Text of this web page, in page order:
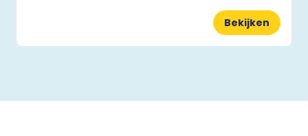
Bekijken